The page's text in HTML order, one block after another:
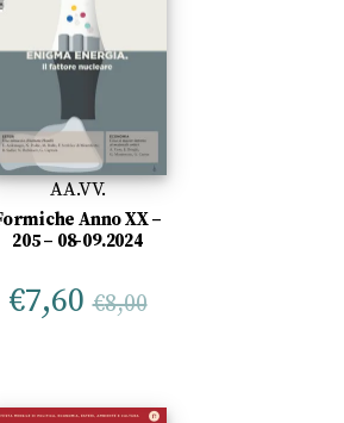
AA.VV.
Anno XX –
205 – 08-09.2024
€7,60 €8,00